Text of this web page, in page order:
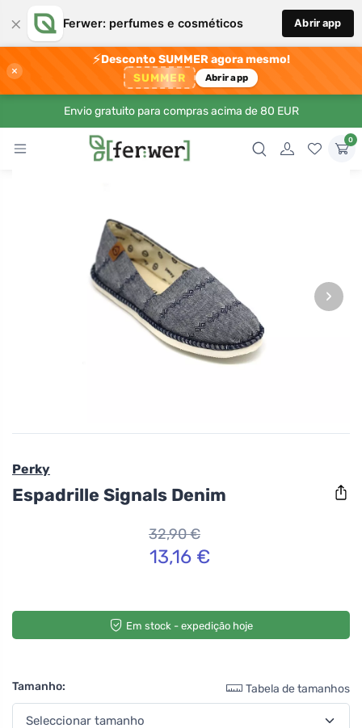
× Ferwer: perfumes e cosméticos Abrir app
×
⚡Desconto SUMMER agora mesmo!
SUMMER Abrir app
Envio gratuito para compras acima de 80 EUR
0
›
Perky
Espadrille Signals Denim
32,90 €
13,16 €
Em stock - expedição hoje
Tamanho: Tabela de tamanhos